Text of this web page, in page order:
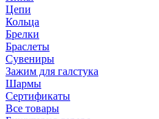
Цепи
Кольца
Брелки
Браслеты
Сувениры
Зажим для галстука
Шармы
Сертификаты
Все товары